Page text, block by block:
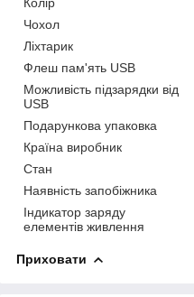
Чохол
Ліхтарик
Флеш пам'ять USB
Можливість підзарядки від
USB
Подарункова упаковка
Країна виробник
Стан
Наявність запобіжника
Індикатор заряду
елементів живлення
Приховати